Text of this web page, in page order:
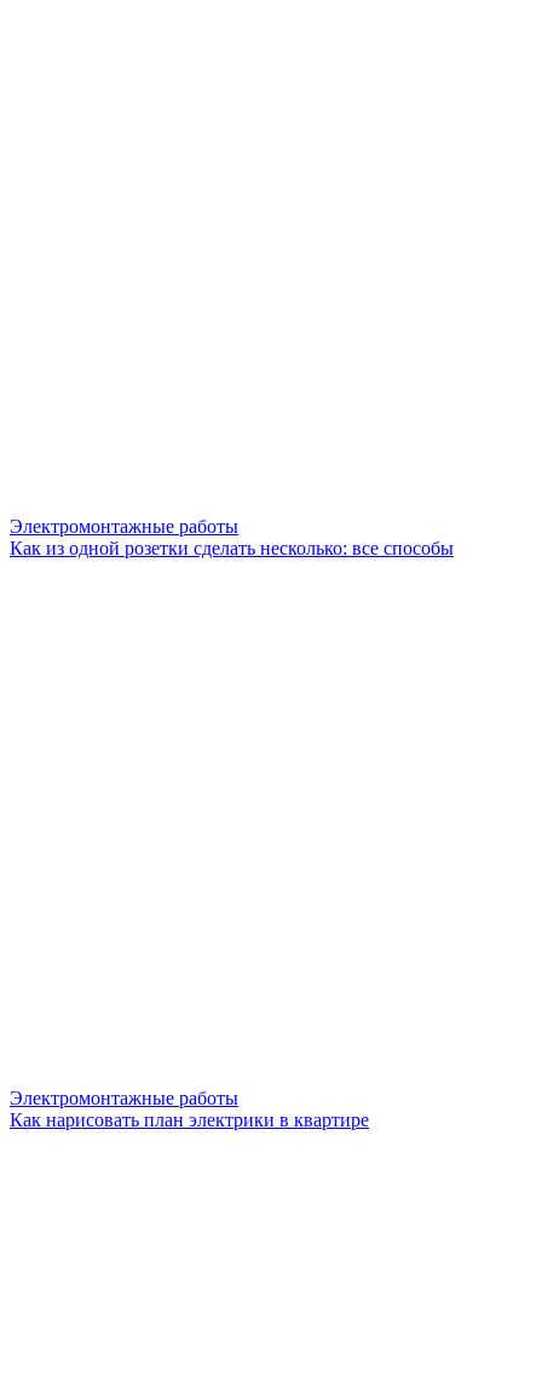
Электромонтажные работы
Как из одной розетки сделать несколько: все способы
Электромонтажные работы
Как нарисовать план электрики в квартире